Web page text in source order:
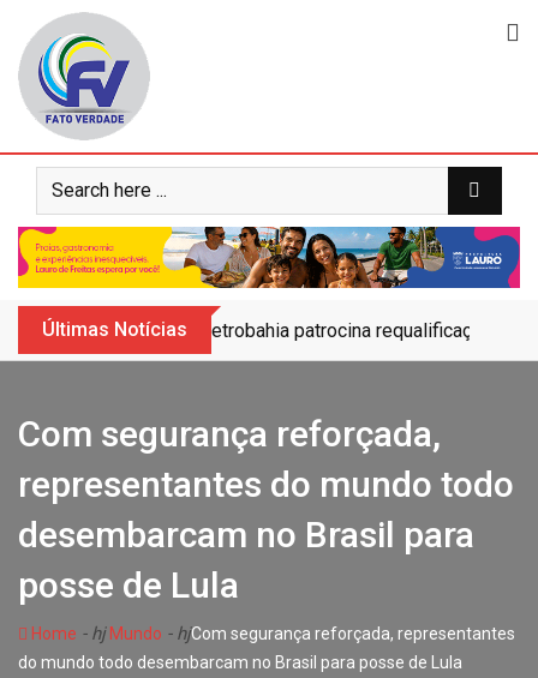
content
Últimas Notícias Petrobahia patrocina requalificação do
Com segurança reforçada,
representantes do mundo todo
desembarcam no Brasil para
posse de Lula
Home - hjMundo - hjCom segurança reforçada, representantes
do mundo todo desembarcam no Brasil para posse de Lula